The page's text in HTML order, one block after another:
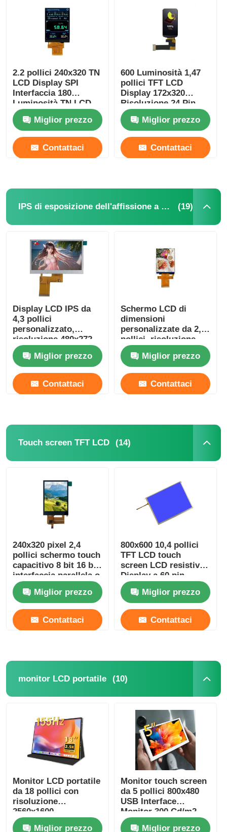
2.2 pollici 240x320 TN
LCD Display SPI
Interfaccia 180
Luminosità TN LCD
Panel
Miglior prezzo
Contattaci
600 Luminosità 1,47
pollici TFT LCD
Display 172x320
Risoluzione 24 Pin
Interfaccia B2B
Miglior prezzo
Contattaci
IPS di esposizione dell'affissione a cristalli liquidi (19)
Display LCD IPS da
4,3 pollici
personalizzato,
risoluzione 480x272,
300 Cd/m2,
interfaccia MCU
Miglior prezzo
Contattaci
Schermo LCD di
dimensioni
personalizzate da 2,8
pollici, risoluzione
240x320, interfaccia
ST7789 MCU / SPI
Miglior prezzo
Contattaci
Touch screen TFT LCD (14)
240x320 pixel 2,4
pollici schermo touch
capacitivo 8 bit 16 bit
interfaccia parallela o
seriale
Miglior prezzo
Contattaci
800x600 10,4 pollici
TFT LCD touch
screen LCD resistivo
Display a 60 pin
Interfaccia RGB 24 bit
Miglior prezzo
Contattaci
monitor LCD portatile (10)
Monitor LCD portatile
da 18 pollici con
risoluzione
2560x1600,
2.5K+155Hz, 1200 nit
Miglior prezzo
Monitor touch screen
da 5 pollici 800x480
USB Interface
Monitor 300 Cd/m2
Miglior prezzo